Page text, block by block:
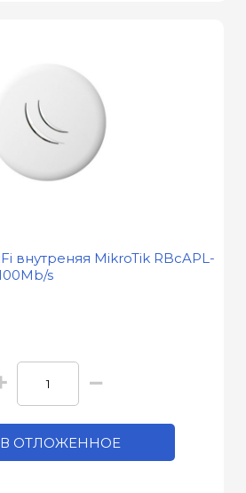
внутреняя MikroTik RBcAPL-
s
−
В ОТЛОЖЕННОЕ